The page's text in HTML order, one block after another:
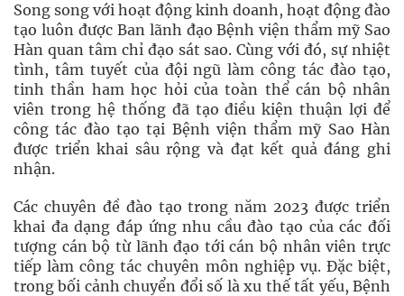
Song song với hoạt động kinh doanh, hoạt động đào
tạo luôn được Ban lãnh đạo Bệnh viện thẩm mỹ Sao
Hàn quan tâm chỉ đạo sát sao. Cùng với đó, sự nhiệt
tình, tâm tuyết của đội ngũ làm công tác đào tạo,
tinh thần ham học hỏi của toàn thể cán bộ nhân
viên trong hệ thống đã tạo điều kiện thuận lợi để
công tác đào tạo tại Bệnh viện thẩm mỹ Sao Hàn
được triển khai sâu rộng và đạt kết quả đáng ghi
nhận.
Các chuyên đề đào tạo trong năm 2023 được triển
khai đa dạng đáp ứng nhu cầu đào tạo của các đối
tượng cán bộ từ lãnh đạo tới cán bộ nhân viên trực
tiếp làm công tác chuyên môn nghiệp vụ. Đặc biệt,
trong bối cảnh chuyển đổi số là xu thế tất yếu, Bệnh